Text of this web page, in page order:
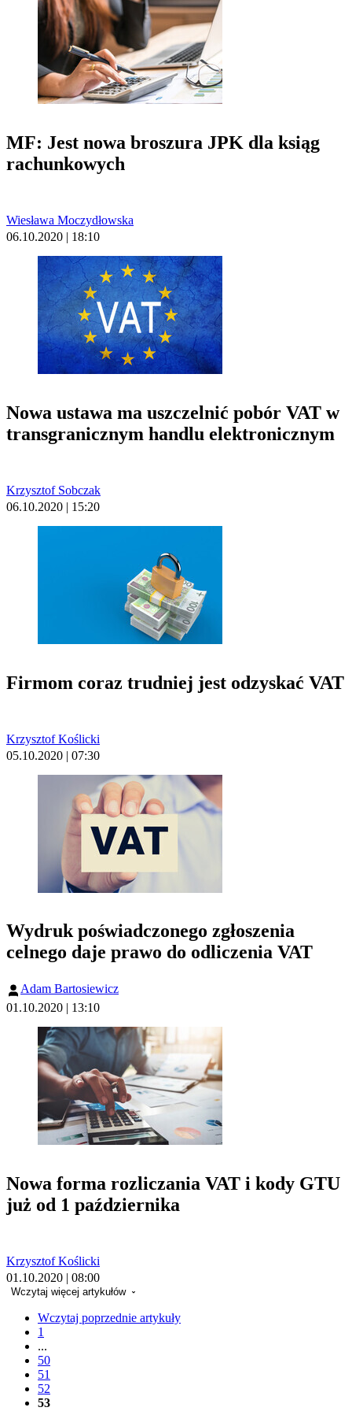
MF: Jest nowa broszura JPK dla ksiąg
rachunkowych
Wiesława Moczydłowska
06.10.2020 | 18:10
Nowa ustawa ma uszczelnić pobór VAT w
transgranicznym handlu elektronicznym
Krzysztof Sobczak
06.10.2020 | 15:20
Firmom coraz trudniej jest odzyskać VAT
Krzysztof Koślicki
05.10.2020 | 07:30
Wydruk poświadczonego zgłoszenia
celnego daje prawo do odliczenia VAT
Adam Bartosiewicz
01.10.2020 | 13:10
Nowa forma rozliczania VAT i kody GTU
już od 1 października
Krzysztof Koślicki
01.10.2020 | 08:00
Wczytaj więcej artykułów
Wczytaj poprzednie artykuły
1
...
50
51
52
53